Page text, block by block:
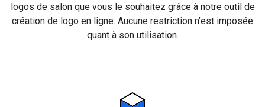
logos de salon que vous le souhaitez grâce à notre outil de
création de logo en ligne. Aucune restriction n’est imposée
quant à son utilisation.